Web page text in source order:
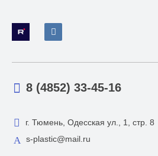
8 (4852) 33-45-16
г. Тюмень, Одесская ул., 1, стр. 8
s-plastic@mail.ru